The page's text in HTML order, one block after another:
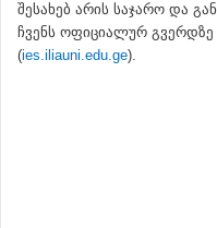
შესახებ არის საჯარო და
ჩვენს ოფიციალურ გვერდზე
(ies.iliauni.edu.ge).